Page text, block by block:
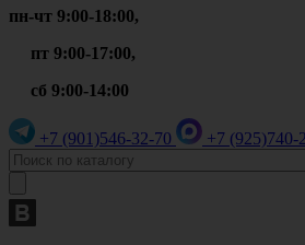
пн-чт 9:00-18:00,
пт 9:00-17:00,
сб 9:00-14:00
+7 (901)546-32-70 +7 (925)740-